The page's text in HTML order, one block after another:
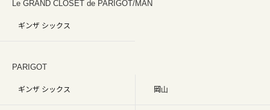
Le GRAND CLOSET de PARIGOT/MAN
ギンザ シックス
PARIGOT
ギンザ シックス 岡山